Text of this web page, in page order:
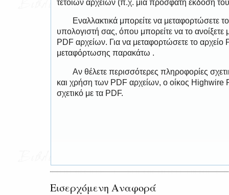
τέτοιων αρχείων (π.χ. μια πρόσφατη έκδοση
Εναλλακτικά μπορείτε να μεταφορτώσετε
υπολογιστή σας, όπου μπορείτε να το
PDF αρχείων. Για να μεταφορτώσετε το
μεταφόρτωσης παρακάτω .
Αν θέλετε περισσότερες πληροφορίες
και χρήση των PDF αρχείων, ο οίκος Highwire
σχετικό με τα PDF.
Εισερχόμενη Αναφορά